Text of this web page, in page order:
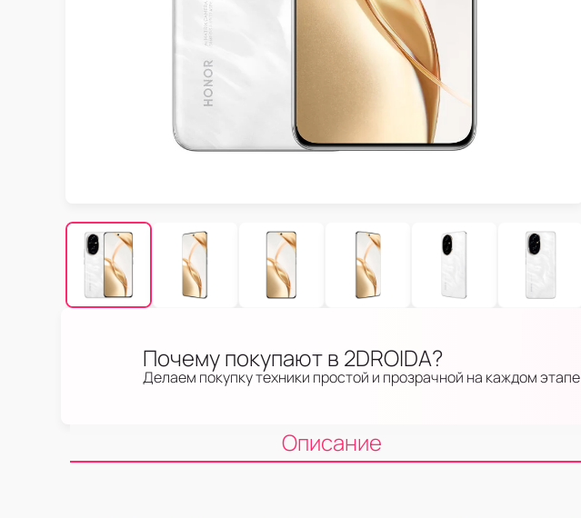
Почему покупают в 2DROIDA?
Делаем покупку техники простой и прозрачной на каждом этапе
Описание